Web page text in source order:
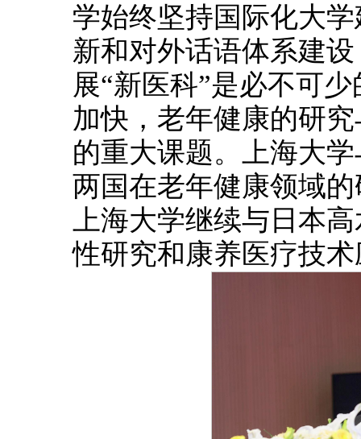
学始终坚持国际化大
新和对外话语体系建
展“新医科”是必不可
加快，老年健康的研
的重大课题。上海大
两国在老年健康领域
上海大学继续与日本
性研究和康养医疗技